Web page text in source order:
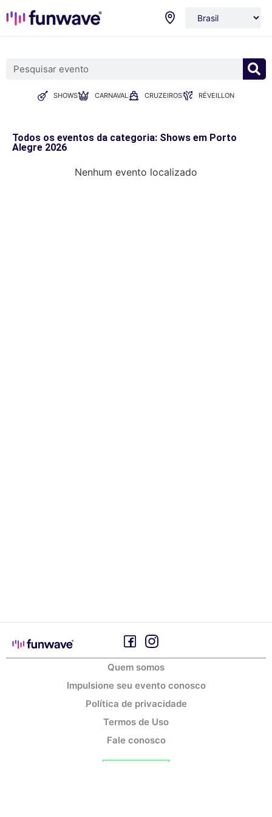
SHOWS CARNAVAL CRUZEIROS RÉVEILLON
Todos os eventos da categoria: Shows em Porto
Alegre 2026
Nenhum evento localizado
Quem somos
Impulsione seu evento conosco
Política de privacidade
Termos de Uso
Fale conosco